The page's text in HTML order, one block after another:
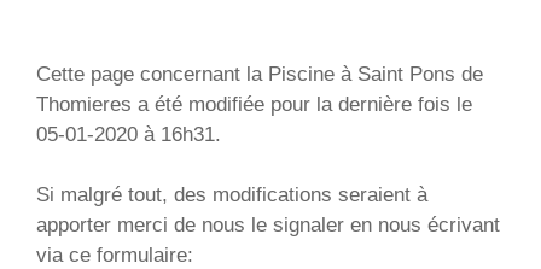
Cette page concernant la Piscine à Saint Pons de
Thomieres a été modifiée pour la dernière fois le
05-01-2020 à 16h31.
Si malgré tout, des modifications seraient à
apporter merci de nous le signaler en nous écrivant
via ce formulaire: